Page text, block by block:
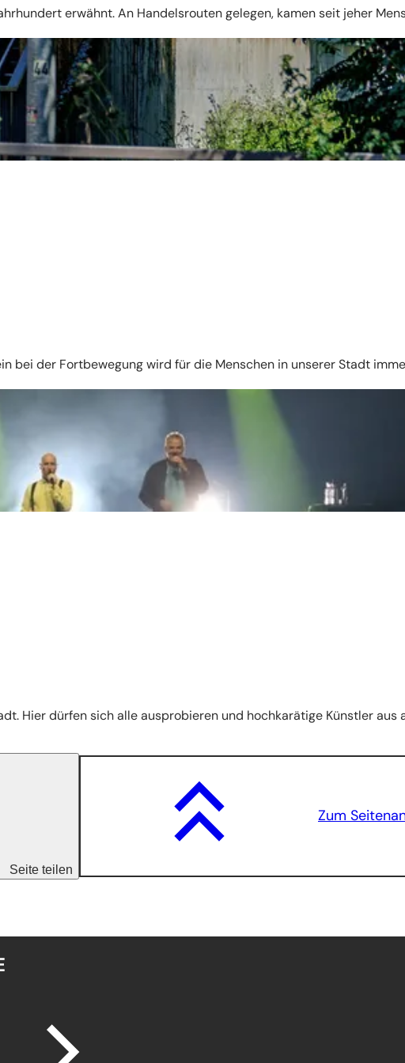
erwähnt. An Handelsrouten gelegen, kamen seit jeher
bei der Fortbewegung wird für die Menschen in unserer Stadt
Hier dürfen sich alle ausprobieren und hochkarätige Künstler aus
Seite teilen
Zum